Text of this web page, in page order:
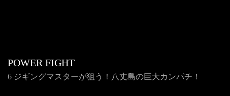
POWER FIGHT
6 ジギングマスターが狙う！八丈島の巨大カンパチ！